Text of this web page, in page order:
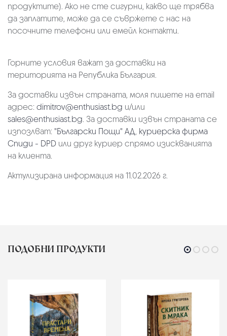
продуктите). Ако не сте сигурни, какво ще трябва
да заплатите, може да се съвржете с нас на
посочните телефони или емейл контакти.
Горните условия важат за доставки на
територията на Република България.
За доставки извън страната, моля пишете на email
адрес: dimitrov@enthusiast.bg и/или
sales@enthusiast.bg. За доставки извън страната се
изпозлват: "Български Пощи" АД, куриерска фирма
Спиди - DPD или друг куриер спрямо изискванията
на клиента.
Актулизирана информация на 11.02.2026 г.
ПОДОБНИ ПРОДУКТИ